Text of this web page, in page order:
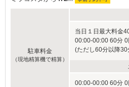
駐車料金
（現地精算機で精算）
当日１日最大料金
00:00-00:00 60分 0
(ただし60分以降
00:00-00:00 60分 0